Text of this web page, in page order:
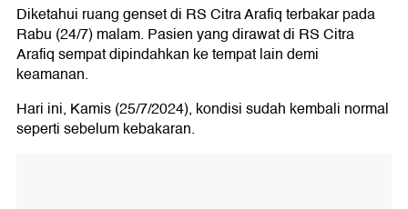
Diketahui ruang genset di RS Citra Arafiq terbakar pada
Rabu (24/7) malam. Pasien yang dirawat di RS Citra
Arafiq sempat dipindahkan ke tempat lain demi
keamanan.
Hari ini, Kamis (25/7/2024), kondisi sudah kembali normal
seperti sebelum kebakaran.